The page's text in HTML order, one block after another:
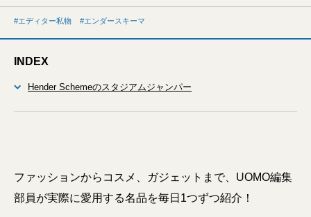
エディター私物 エンダースキーマ
INDEX
Hender Schemeのスタジアムジャンパー
ファッションからコスメ、ガジェットまで、UOMO編集
部員が実際に愛用する名品を毎日1つずつ紹介！